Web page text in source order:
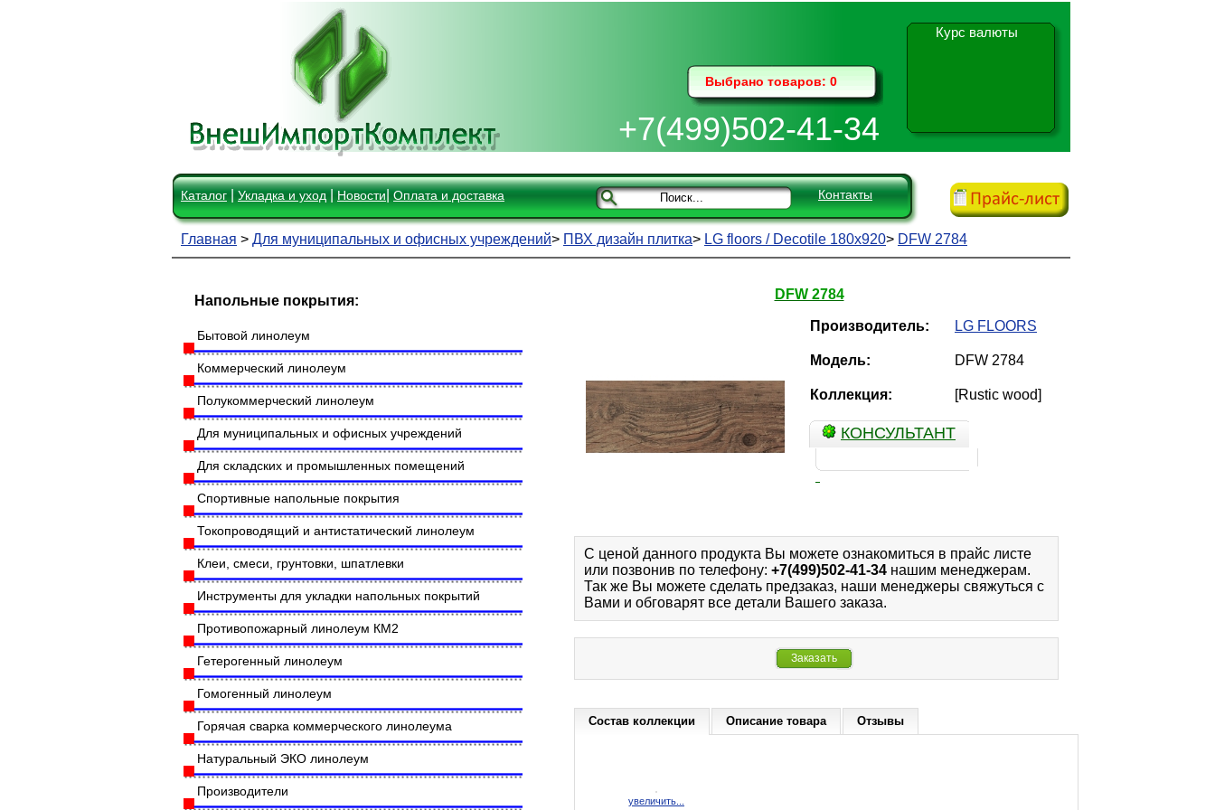
Выбрано товаров: 0
+7(499)502-41-34
Курс валюты
Каталог Укладка и уход Новости Оплата и доставка Контакты
Главная > Для муниципальных и офисных учреждений> ПВХ дизайн плитка> LG floors / Decotile 180х920> DFW 2784
Напольные покрытия:
Бытовой линолеум
Коммерческий линолеум
Полукоммерческий линолеум
Для муниципальных и офисных учреждений
Для складских и промышленных помещений
Спортивные напольные покрытия
Токопроводящий и антистатический линолеум
Клеи, смеси, грунтовки, шпатлевки
Инструменты для укладки напольных покрытий
Противопожарный линолеум КМ2
Гетерогенный линолеум
Гомогенный линолеум
Горячая сварка коммерческого линолеума
Натуральный ЭКО линолеум
Производители
DFW 2784
Производитель: LG FLOORS
Модель: DFW 2784
Коллекция: [Rustic wood]
КОНСУЛЬТАНТ
С ценой данного продукта Вы можете ознакомиться в прайс листе
или позвонив по телефону: +7(499)502-41-34 нашим менеджерам.
Так же Вы можете сделать предзаказ, наши менеджеры свяжуться с
Вами и обговарят все детали Вашего заказа.
Заказать
Состав коллекции Описание товара Отзывы
увеличить...